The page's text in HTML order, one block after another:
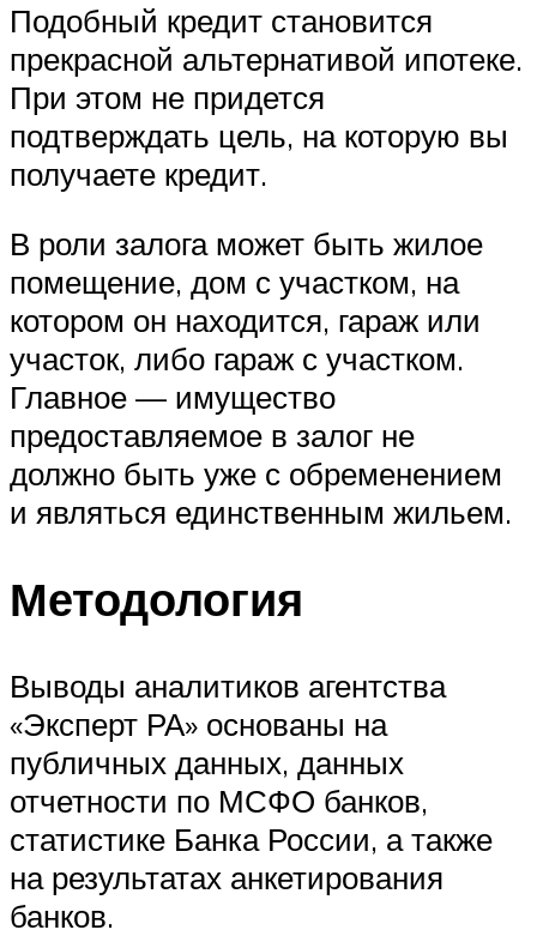
Подобный кредит становится
прекрасной альтернативой ипотеке.
При этом не придется
подтверждать цель, на которую вы
получаете кредит.
В роли залога может быть жилое
помещение, дом с участком, на
котором он находится, гараж или
участок, либо гараж с участком.
Главное — имущество
предоставляемое в залог не
должно быть уже с обременением
и являться единственным жильем.
Методология
Выводы аналитиков агентства
«Эксперт РА» основаны на
публичных данных, данных
отчетности по МСФО банков,
статистике Банка России, а также
на результатах анкетирования
банков.